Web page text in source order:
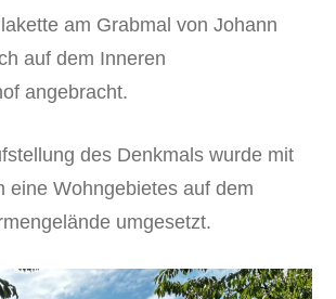
am Grabmal von Johann
auf dem Inneren
angebracht.
des Denkmals wurde mit
eine Wohngebietes auf dem
umgesetzt.